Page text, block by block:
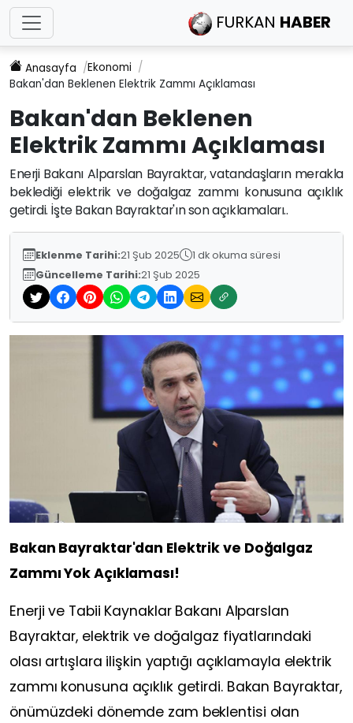
FURKAN HABER
Anasayfa
Ekonomi
Bakan'dan Beklenen Elektrik Zammı Açıklaması
Bakan'dan Beklenen
Elektrik Zammı Açıklaması
Enerji Bakanı Alparslan Bayraktar, vatandaşların merakla
beklediği elektrik ve doğalgaz zammı konusuna açıklık
getirdi. İşte Bakan Bayraktar'ın son açıklamaları..
Eklenme Tarihi:21 Şub 2025
1 dk okuma süresi
Güncelleme Tarihi:21 Şub 2025
Bakan Bayraktar'dan Elektrik ve Doğalgaz
Zammı Yok Açıklaması!
Enerji ve Tabii Kaynaklar Bakanı Alparslan
Bayraktar, elektrik ve doğalgaz fiyatlarındaki
olası artışlara ilişkin yaptığı açıklamayla elektrik
zammı konusuna açıklık getirdi. Bakan Bayraktar,
önümüzdeki dönemde zam beklentisi olan